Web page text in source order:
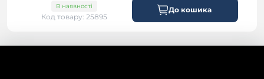
В наявності
Код товару: 25895
До кошика